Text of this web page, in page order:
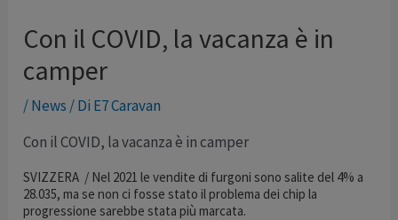
Con il COVID, la vacanza è in
camper
/News / Di E7 Caravan
Con il COVID, la vacanza è in camper
SVIZZERA / Nel 2021 le vendite di furgoni sono salite del 4% a
28.035, ma se non ci fosse stato il problema dei chip la
progressione sarebbe stata più marcata.